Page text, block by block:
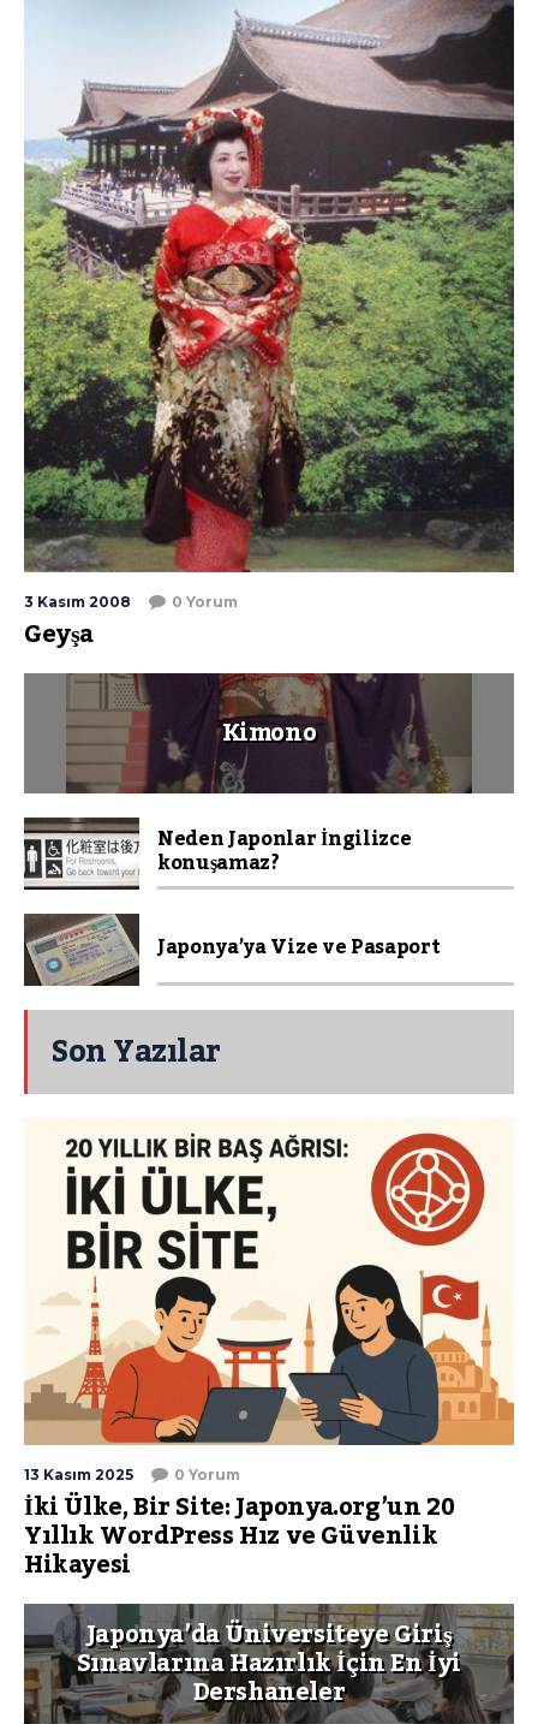
3 Kasım 2008 0 Yorum
Geyşa
Kimono
Neden Japonlar İngilizce
konuşamaz?
Japonya’ya Vize ve Pasaport
Son Yazılar
13 Kasım 2025 0 Yorum
İki Ülke, Bir Site: Japonya.org’un 20
Yıllık WordPress Hız ve Güvenlik
Hikayesi
Japonya’da Üniversiteye Giriş
Sınavlarına Hazırlık İçin En İyi
Dershaneler